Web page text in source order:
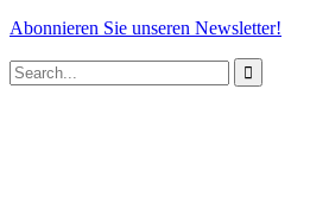
Abonnieren Sie unseren Newsletter!
